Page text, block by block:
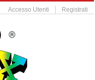
Accesso Utenti Registrati